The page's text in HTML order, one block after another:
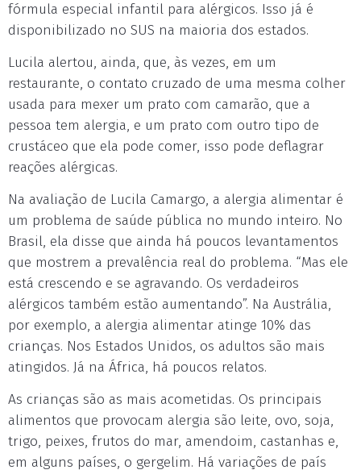
fórmula especial infantil para alérgicos. Isso já é
disponibilizado no SUS na maioria dos estados.
Lucila alertou, ainda, que, às vezes, em um
restaurante, o contato cruzado de uma mesma colher
usada para mexer um prato com camarão, que a
pessoa tem alergia, e um prato com outro tipo de
crustáceo que ela pode comer, isso pode deflagrar
reações alérgicas.
Na avaliação de Lucila Camargo, a alergia alimentar é
um problema de saúde pública no mundo inteiro. No
Brasil, ela disse que ainda há poucos levantamentos
que mostrem a prevalência real do problema. “Mas ele
está crescendo e se agravando. Os verdadeiros
alérgicos também estão aumentando”. Na Austrália,
por exemplo, a alergia alimentar atinge 10% das
crianças. Nos Estados Unidos, os adultos são mais
atingidos. Já na África, há poucos relatos.
As crianças são as mais acometidas. Os principais
alimentos que provocam alergia são leite, ovo, soja,
trigo, peixes, frutos do mar, amendoim, castanhas e,
em alguns países, o gergelim. Há variações de país